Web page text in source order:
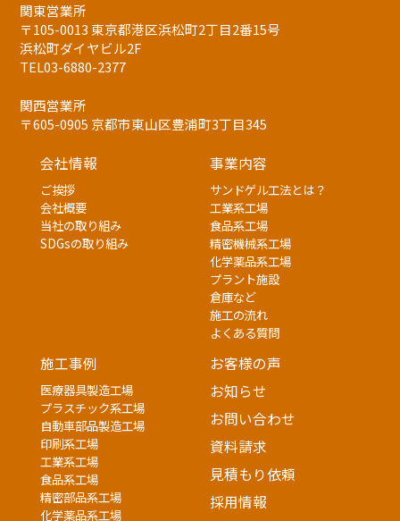
関東営業所
〒105-0013 東京都港区浜松町2丁目2番15号
浜松町ダイヤビル2F
TEL03-6880-2377
関西営業所
〒605-0905 京都市東山区豊浦町3丁目345
会社情報
ご挨拶
会社概要
当社の取り組み
SDGsの取り組み
事業内容
サンドゲル工法とは？
工業系工場
食品系工場
精密機械系工場
化学薬品系工場
プラント施設
倉庫など
施工の流れ
よくある質問
施工事例
医療器具製造工場
プラスチック系工場
自動車部品製造工場
印刷系工場
工業系工場
食品系工場
精密部品系工場
化学薬品系工場
お客様の声
お知らせ
お問い合わせ
資料請求
見積もり依頼
採用情報